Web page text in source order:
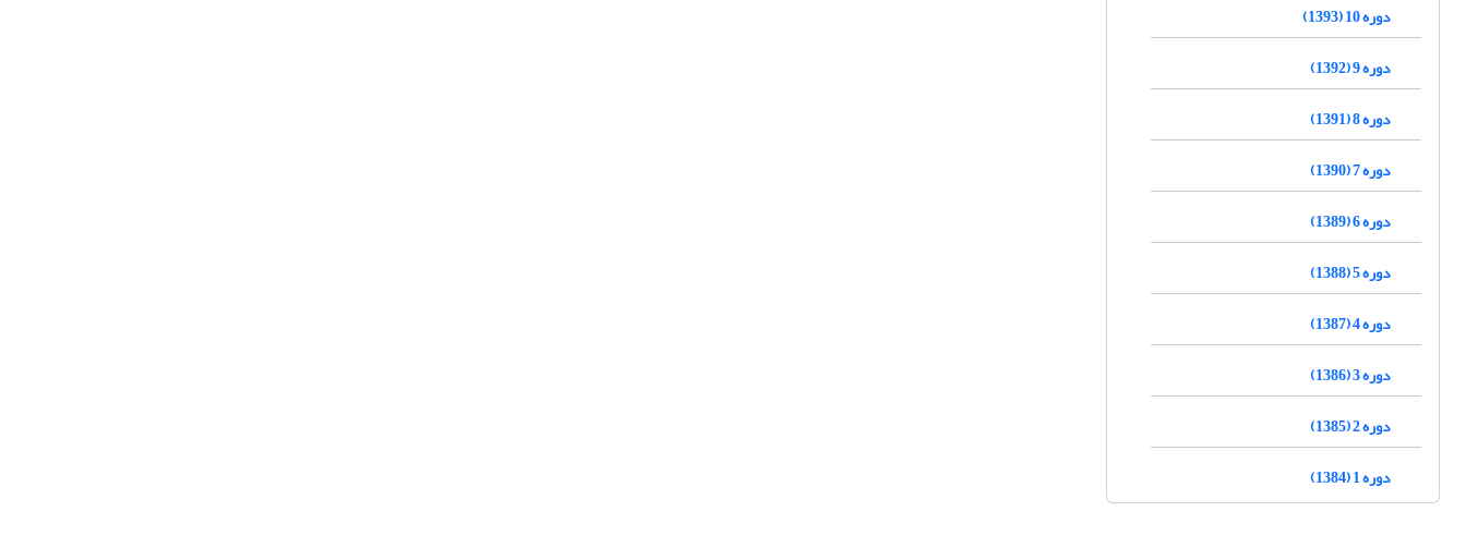
دوره 10 (1393)
دوره 9 (1392)
دوره 8 (1391)
دوره 7 (1390)
دوره 6 (1389)
دوره 5 (1388)
دوره 4 (1387)
دوره 3 (1386)
دوره 2 (1385)
دوره 1 (1384)